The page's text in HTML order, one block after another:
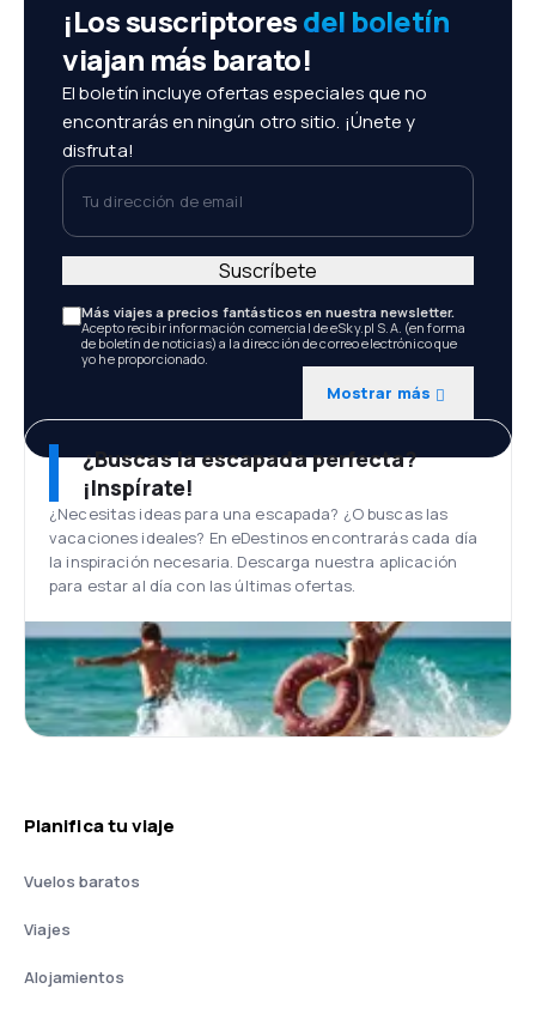
¡Los suscriptoresdel boletín
viajan más barato!
El boletín incluye ofertas especiales que no
encontrarás en ningún otro sitio. ¡Únete y
disfruta!
Tu dirección de email
Más viajes a precios fantásticos en nuestra newsletter.
Acepto recibir información comercial de eSky.pl S.A. (en forma
de boletín de noticias) a la dirección de correo electrónico que
yo he proporcionado.
Mostrar más
Suscríbete
¿Buscas la escapada perfecta?
¡Inspírate!
¿Necesitas ideas para una escapada? ¿O buscas las
vacaciones ideales? En eDestinos encontrarás cada día
la inspiración necesaria. Descarga nuestra aplicación
para estar al día con las últimas ofertas.
Planifica tu viaje
Vuelos baratos
Viajes
Alojamientos